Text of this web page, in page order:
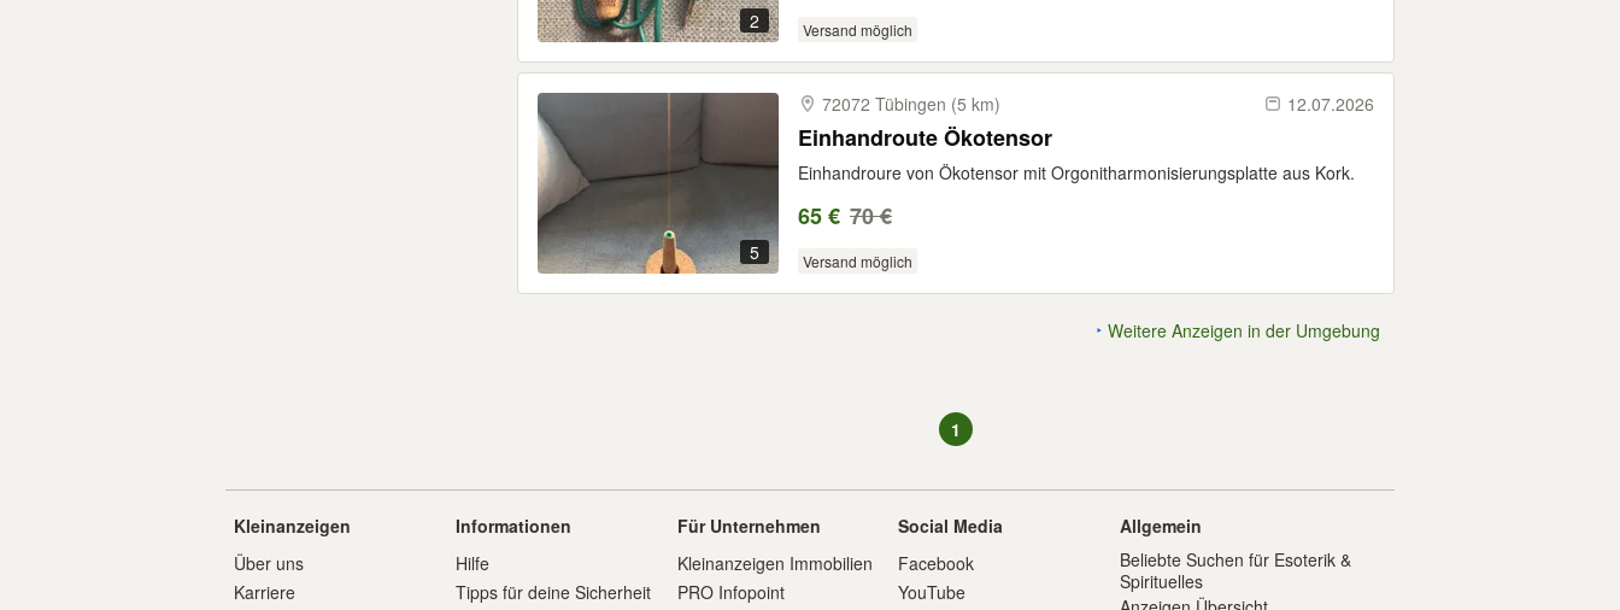
2 Versand möglich
5
72072 Tübingen (5 km) 12.07.2026
Einhandroute Ökotensor
Einhandroure von Ökotensor mit Orgonitharmonisierungsplatte aus Kork.
65 € 70 €
Versand möglich
Weitere Anzeigen in der Umgebung
1
Kleinanzeigen
Über uns
Karriere
Informationen
Hilfe
Tipps für deine Sicherheit
Für Unternehmen
Kleinanzeigen Immobilien
PRO Infopoint
Social Media
Facebook
YouTube
Allgemein
Beliebte Suchen für Esoterik &
Spirituelles